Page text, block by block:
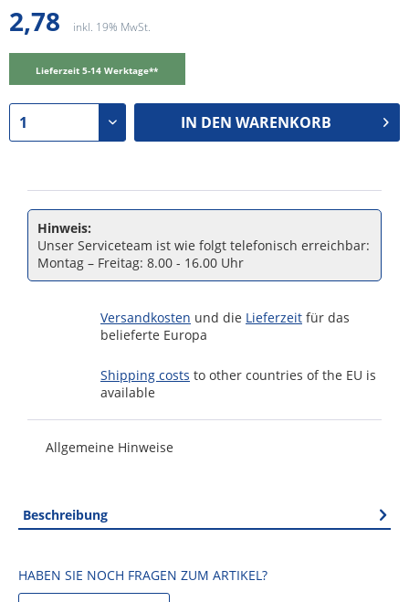
2,78 inkl. 19% MwSt.
Lieferzeit 5-14 Werktage**
IN DEN WARENKORB
Hinweis:
Unser Serviceteam ist wie folgt telefonisch erreichbar:
Montag – Freitag: 8.00 - 16.00 Uhr
Versandkosten und die Lieferzeit für das
belieferte Europa
Shipping costs to other countries of the EU is
available
Allgemeine Hinweise
Beschreibung
HABEN SIE NOCH FRAGEN ZUM ARTIKEL?